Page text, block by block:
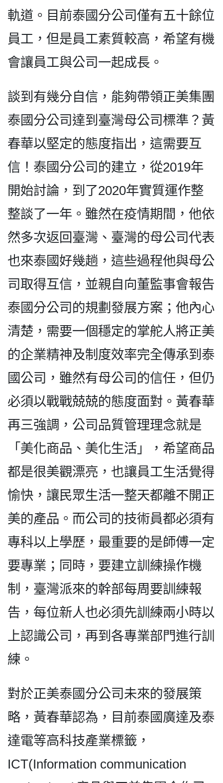
軌道。目前泰國分公司僅有五十餘位
員工，但是員工素質較高，希望有機
會讓員工與公司一起成長。
談到有幾分自信，能夠帶領正美集團
泰國分公司達到臺灣母公司標準？黃
春華以堅定的態度指出，這需要互
信！泰國分公司的建立，從2019年
開始討論，到了2020年實質運作整
整談了一年。雖然在疫情期間，他依
然多次返回臺灣、臺灣的母公司代表
也來泰國好幾趟，這些過程他與母公
司取得互信，並親自向董監事會報告
泰國分公司的規劃發展方案；他內心
清楚，需要一個穩定的掌舵人將正美
的企業精神及制度效率完全傳承到泰
國公司，雖然有母公司的信任，但仍
必須以戰戰兢兢的態度面對。黃春華
再三強調，公司品質管理理念就是
「美化商品、美化生活」，希望商品
都是很美觀漂亮，也讓員工生活覺得
愉快，讓民眾生活一整天都離不開正
美的產品。而公司的技術員都必須有
專科以上學歷，最重要的是師傅一定
要專業；同時，要建立訓練操作機
制，臺灣派來的幹部每周要訓練報
告，每位新人也必須先訓練兩小時以
上認識公司，再到各專業部門進行訓
練。
對於正美泰國分公司未來的發展策
略，黃春華認為，目前泰國廣達及泰
達電等高科技產業標籤，
ICT(Information communication